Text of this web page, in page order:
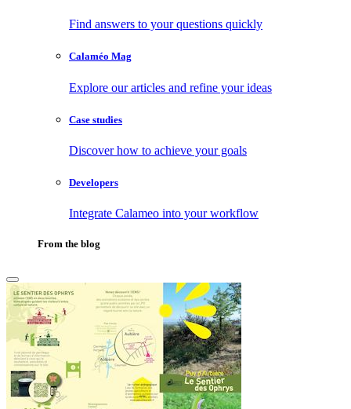
Find answers to your questions quickly
Calaméo Mag
Explore our articles and refine your ideas
Case studies
Discover how to achieve your goals
Developers
Integrate Calameo into your workflow
From the blog